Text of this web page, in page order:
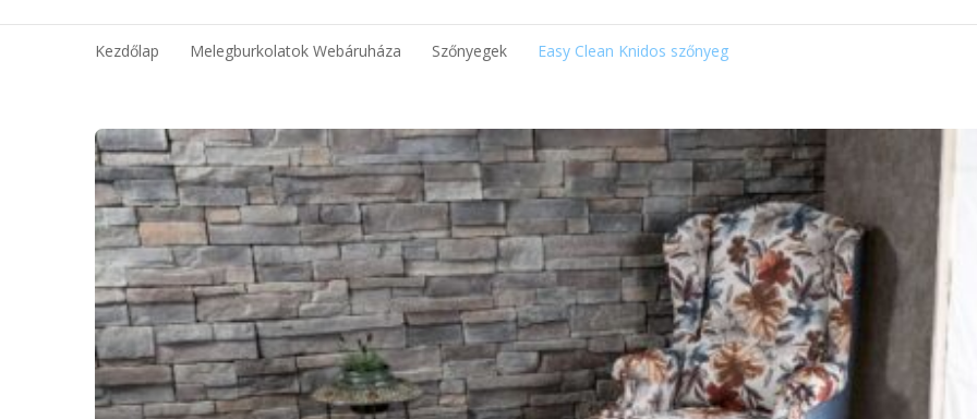
Kezdőlap Melegburkolatok Webáruháza Szőnyegek Easy Clean Knidos szőnyeg